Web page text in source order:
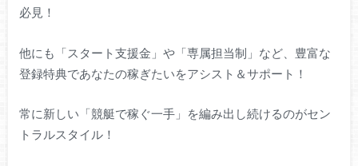
必見！
他にも「スタート支援金」や「専属担当制」など、豊富な
登録特典であなたの稼ぎたいをアシスト＆サポート！
常に新しい「競艇で稼ぐ一手」を編み出し続けるのがセン
トラルスタイル！